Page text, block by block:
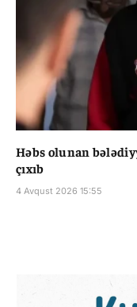
Həbs olunan
çıxıb
4 Avqust 2026 15:55